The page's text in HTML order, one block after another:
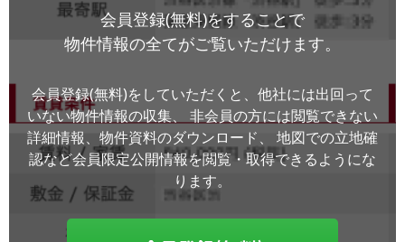
会員登録(無料)をすることで
物件情報の全てがご覧いただけます。
会員登録(無料)をしていただくと、他社には出回って
いない物件情報の収集、
非会員の方には閲覧できない
詳細情報、物件資料のダウンロード、
地図での立地確
認など会員限定公開情報を閲覧・取得できるようにな
ります。